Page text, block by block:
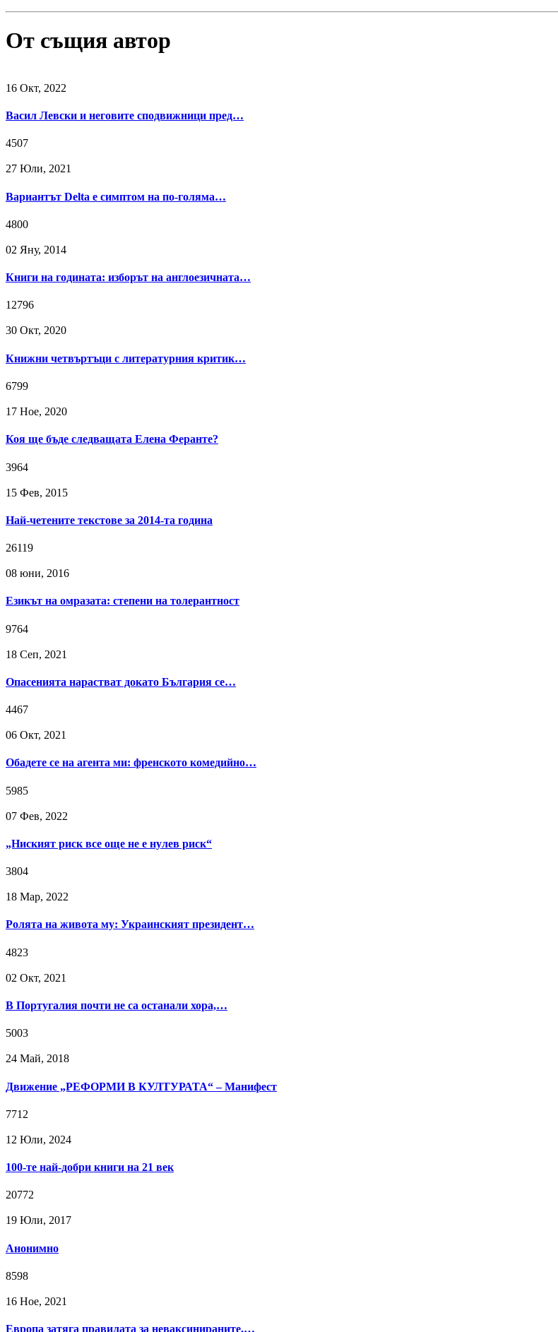
От същия автор
16 Окт, 2022
Васил Левски и неговите сподвижници пред…
4507
27 Юли, 2021
Вариантът Delta е симптом на по-голяма…
4800
02 Яну, 2014
Книги на годината: изборът на англоезичната…
12796
30 Окт, 2020
Книжни четвъртъци с литературния критик…
6799
17 Ное, 2020
Коя ще бъде следващата Елена Феранте?
3964
15 Фев, 2015
Най-четените текстове за 2014-та година
26119
08 юни, 2016
Езикът на омразата: степени на толерантност
9764
18 Сeп, 2021
Опасенията нарастват докато България се…
4467
06 Окт, 2021
Обадете се на агента ми: френското комедийно…
5985
07 Фев, 2022
„Ниският риск все още не е нулев риск“
3804
18 Мар, 2022
Ролята на живота му: Украинският президент…
4823
02 Окт, 2021
В Португалия почти не са останали хора,…
5003
24 Май, 2018
Движение „РЕФОРМИ В КУЛТУРАТА“ – Манифест
7712
12 Юли, 2024
100-те най-добри книги на 21 век
20772
19 Юли, 2017
Анонимно
8598
16 Ное, 2021
Европа затяга правилата за неваксинираните,…